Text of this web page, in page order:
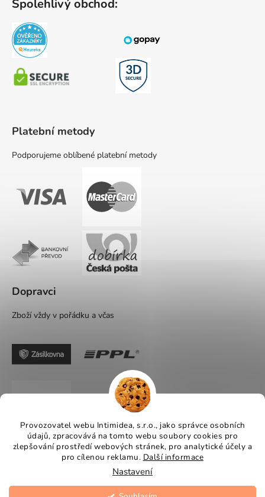
Provozovatel webu Intimidea, s.r.o., jako správce osobních
údajů, zpracovává na tomto webu soubory cookies pro
zlepšování prostředí webových stránek, pro analytické účely a
pro cílenou reklamu. Další informace
Nastavení
Spolehlivý obchod:
Platební metody
Podporujeme oblíbené platební metody
Dopravci
Zboží vždy v pořádku a včas